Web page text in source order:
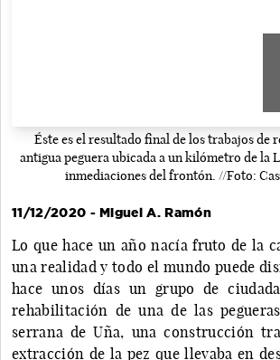
Éste es el resultado final de los trabajos de
antigua peguera ubicada a un kilómetro de la
inmediaciones del frontón. //Foto:
11/12/2020 - Miguel A. Ramón
Lo que hace un año nacía fruto de la
una realidad y todo el mundo puede
hace unos días un grupo de
rehabilitación de una de las
serrana de Uña, una construcción
extracción de la pez que llevaba en